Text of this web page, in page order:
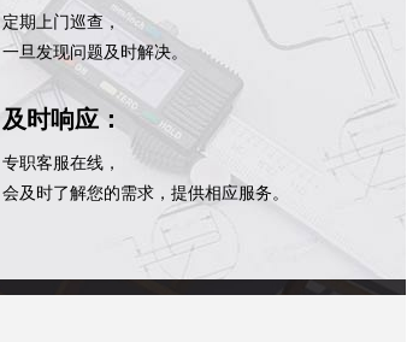
定期上门巡查，
一旦发现问题及时解决。
及时响应：
专职客服在线，
会及时了解您的需求，提供相应服务。